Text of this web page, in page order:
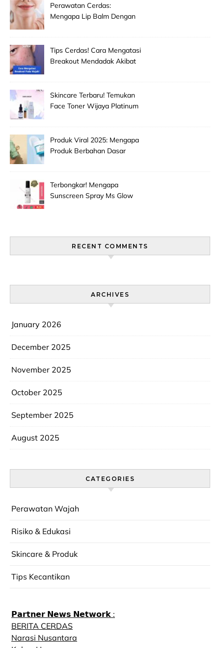
Perawatan Cerdas:
Mengapa Lip Balm Dengan
Kering!
Tips Cerdas! Cara Mengatasi
Breakout Mendadak Akibat
Skincare Terbaru! Temukan
Face Toner Wijaya Platinum
Efektif!
Produk Viral 2025: Mengapa
Produk Berbahan Dasar
Terbongkar! Mengapa
Sunscreen Spray Ms Glow
RECENT COMMENTS
ARCHIVES
January 2026
December 2025
November 2025
October 2025
September 2025
August 2025
CATEGORIES
Perawatan Wajah
Risiko & Edukasi
Skincare & Produk
Tips Kecantikan
𝗣𝗮𝗿𝘁𝗻𝗲𝗿 𝗡𝗲𝘄𝘀 𝗡𝗲𝘁𝘄𝗼𝗿𝗸 :
BERITA CERDAS
Narasi Nusantara